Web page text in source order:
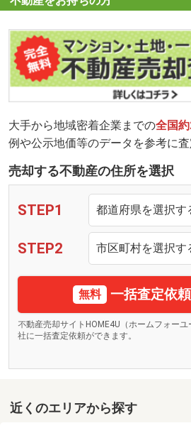
大手から地域密着企業までの全国
例や公示地価等のデータを参考に査
売却する不動産の住所を選択
STEP1
STEP2
無料 一括査定依
不動産売却サイトHOME4U（ホームフォー
社に一括査定依頼ができます。
近くのエリアから探す